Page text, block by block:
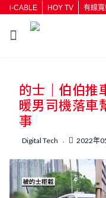
i-CABLE HOY TV 有線
的士｜伯伯推
暖男司機落車
事
Digital Tech 2022年